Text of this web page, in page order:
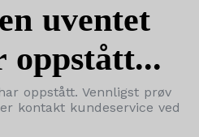
uventet
oppstått...
oppstått. Vennligst prøv
kontakt kundeservice ved